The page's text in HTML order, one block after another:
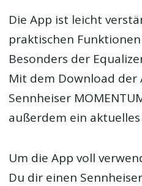
Die App ist leicht
praktischen
Besonders der
Mit dem Download der
Sennheiser
außerdem ein
Um die App voll
Du dir einen